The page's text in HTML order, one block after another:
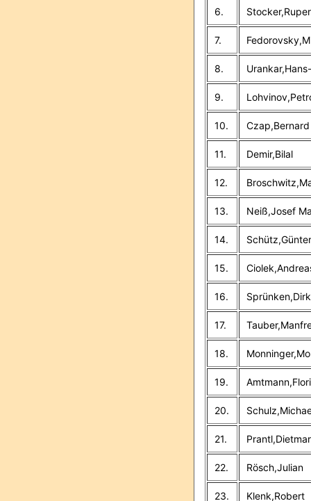
6.
7.
8.
9.
10. Czap,Bernard
11. Demir,Bilal
12.
13. Neiß,Josef
14. Schütz,Günter
15.
16. Sprünken,Dirk
17.
18.
19.
20.
21. Prantl,Dietmar
22. Rösch,Julian
23. Klenk,Robert